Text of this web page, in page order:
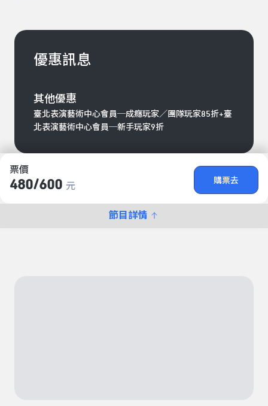
票價
480/​600 元
購票去
節目詳情
優惠訊息
其他優惠
臺北表演藝術中心會員─成癮玩家／團隊玩家85折+臺
北表演藝術中心會員─新手玩家9折